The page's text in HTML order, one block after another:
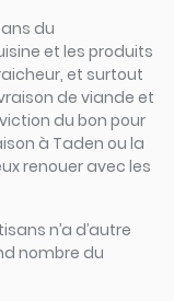
du
et les produits
et surtout
de viande et
du bon pour
à Taden ou la
renouer avec les
n’a d’autre
nombre du